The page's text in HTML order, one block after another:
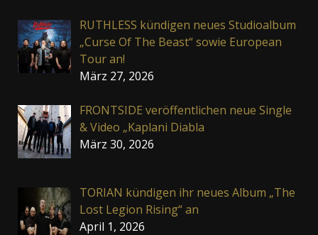
RUTHLESS kündigen neues Studioalbum
„Curse Of The Beast“ sowie European
Tour an!
März 27, 2026
FRONTSIDE veröffentlichen neue Single
& Video „Kaplani Diabla
März 30, 2026
TORIAN kündigen ihr neues Album „The
Lost Legion Rising“ an
April 1, 2026